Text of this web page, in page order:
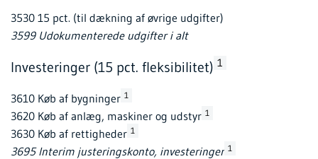
3530 15 pct. (til dækning af øvrige udgifter)
3599 Udokumenterede udgifter i alt
Investeringer (15 pct. fleksibilitet) 1
3610 Køb af bygninger 1
3620 Køb af anlæg, maskiner og udstyr 1
3630 Køb af rettigheder 1
3695 Interim justeringskonto, investeringer 1